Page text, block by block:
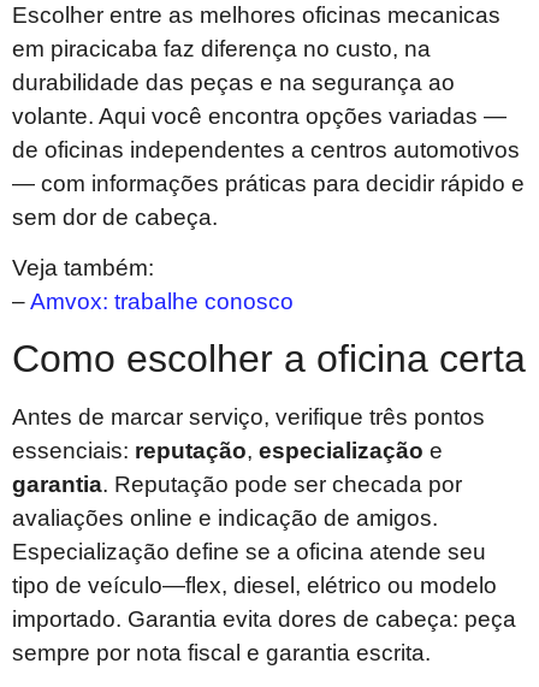
Escolher entre as melhores oficinas mecanicas
em piracicaba faz diferença no custo, na
durabilidade das peças e na segurança ao
volante. Aqui você encontra opções variadas —
de oficinas independentes a centros automotivos
— com informações práticas para decidir rápido e
sem dor de cabeça.
Veja também:
–Amvox: trabalhe conosco
Como escolher a oficina certa
Antes de marcar serviço, verifique três pontos
essenciais: reputação, especialização e
garantia. Reputação pode ser checada por
avaliações online e indicação de amigos.
Especialização define se a oficina atende seu
tipo de veículo—flex, diesel, elétrico ou modelo
importado. Garantia evita dores de cabeça: peça
sempre por nota fiscal e garantia escrita.